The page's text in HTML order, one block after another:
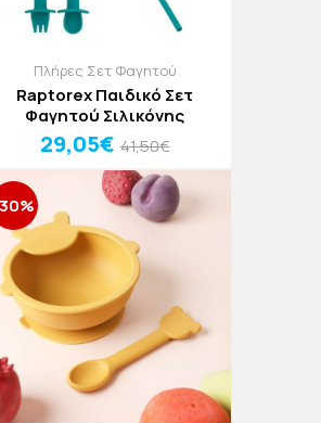
Πλήρες Σετ Φαγητού
Raptorex Παιδικό Σετ
Φαγητού Σιλικόνης
29,05€ 41,50€